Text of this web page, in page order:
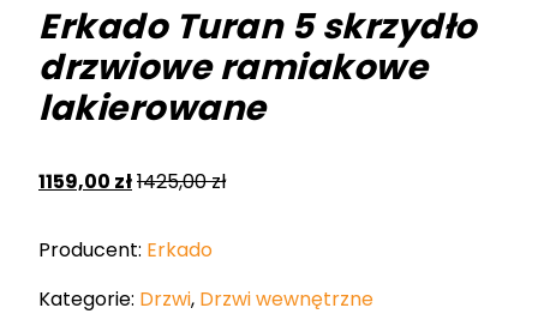
Erkado Turan 5 skrzydło
drzwiowe ramiakowe
lakierowane
1159,00 zł1425,00zł
Producent: Erkado
Kategorie: Drzwi, Drzwi wewnętrzne